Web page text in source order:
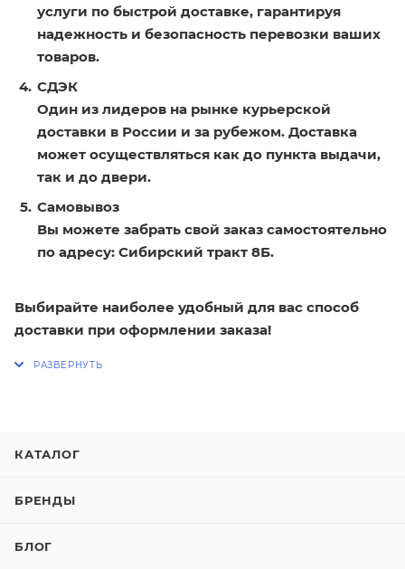
услуги по быстрой доставке, гарантируя
надежность и безопасность перевозки ваших
товаров.
СДЭК
Один из лидеров на рынке курьерской
доставки в России и за рубежом. Доставка
может осуществляться как до пункта выдачи,
так и до двери.
Самовывоз
Вы можете забрать свой заказ самостоятельно
по адресу: Сибирский тракт 8Б.
Выбирайте наиболее удобный для вас способ
доставки при оформлении заказа!
КАТАЛОГ
БРЕНДЫ
БЛОГ